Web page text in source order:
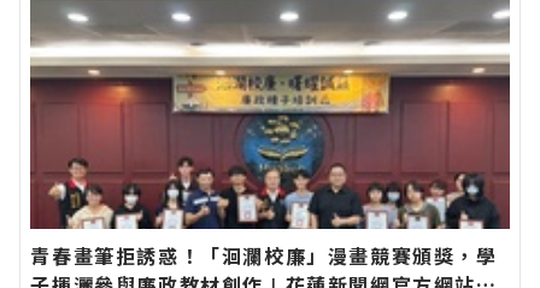
青春畫筆拒誘惑！「洄瀾校廉」漫畫競賽頒獎，學